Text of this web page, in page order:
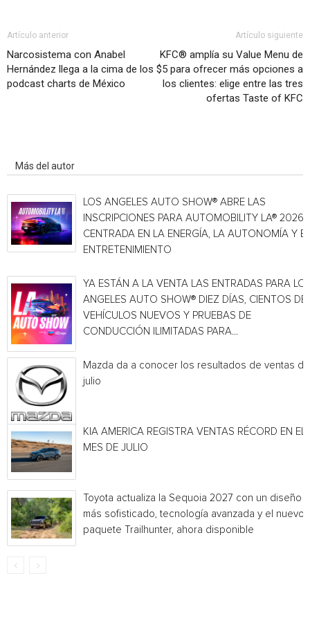
Artículo anterior
Narcosistema con Anabel
Hernández llega a la cima de los
podcast charts de México
Artículo siguiente
KFC® amplía su Value Menu de
$5 para ofrecer más opciones a
los clientes: elige entre las tres
ofertas Taste of KFC
Más del autor
LOS ANGELES AUTO SHOW® ABRE LAS
INSCRIPCIONES PARA AUTOMOBILITY LA® 2026,
CENTRADA EN LA ENERGÍA, LA AUTONOMÍA Y EL
ENTRETENIMIENTO
YA ESTÁN A LA VENTA LAS ENTRADAS PARA
ANGELES AUTO SHOW® DIEZ DÍAS, CIENTOS DE
VEHÍCULOS NUEVOS Y PRUEBAS DE
CONDUCCIÓN ILIMITADAS PARA...
Mazda da a conocer los resultados de ventas de
julio
KIA AMERICA REGISTRA VENTAS RÉCORD EN EL
MES DE JULIO
Toyota actualiza la Sequoia 2027 con un diseño
más sofisticado, tecnología avanzada y el nuevo
paquete Trailhunter, ahora disponible